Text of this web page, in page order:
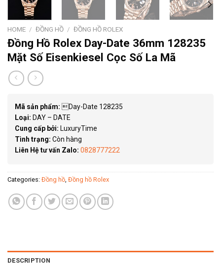
HOME / ĐỒNG HỒ / ĐỒNG HỒ ROLEX
Đồng Hồ Rolex Day-Date 36mm 128235
Mặt Số Eisenkiesel Cọc Số La Mã
Mã sản phẩm: Day-Date 128235
Loại: DAY – DATE
Cung cấp bởi: LuxuryTime
Tình trạng: Còn hàng
Liên Hệ tư vấn Zalo: 0828777222
Categories: Đồng hồ, Đồng hồ Rolex
DESCRIPTION